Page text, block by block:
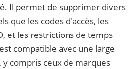
Il permet de supprimer divers
que les codes d'accès, les
et les restrictions de temps
compatible avec une large
y compris ceux de marques